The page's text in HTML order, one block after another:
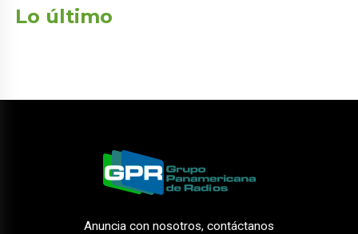
Lo último
Anuncia con nosotros, contáctanos